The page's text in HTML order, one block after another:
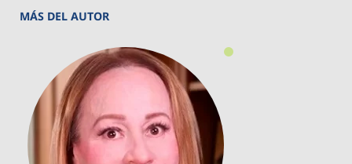
MÁS DEL AUTOR